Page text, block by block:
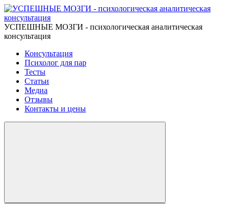
УСПЕШНЫЕ МОЗГИ - психологическая аналитическая
консультация
Консультация
Психолог для пар
Тесты
Статьи
Медиа
Отзывы
Контакты и цены